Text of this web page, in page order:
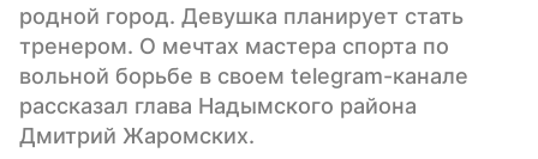
родной город. Девушка планирует стать
тренером. О мечтах мастера спорта по
вольной борьбе в своем telegram-канале
рассказал глава Надымского района
Дмитрий Жаромских.